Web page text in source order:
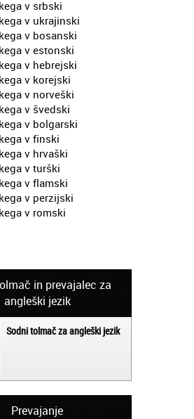
v srbski
v ukrajinski
v bosanski
v estonski
v hebrejski
v korejski
v norveški
v švedski
v bolgarski
v finski
v hrvaški
v turški
v flamski
v perzijski
v romski
in prevajalec za
angleški jezik
Sodni tolmač za angleški jezik
Prevajanje